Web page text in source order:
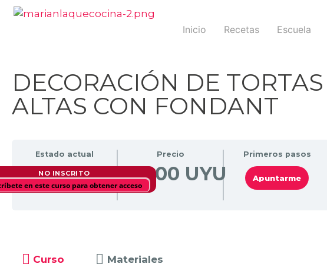
Inicio Recetas Escuela
DECORACIÓN DE TORTAS
ALTAS CON FONDANT
Estado actual
NO INSCRITO
en este curso para obtener acceso
Precio
700,00 UYU
Primeros pasos
Apuntarme
Curso Materiales